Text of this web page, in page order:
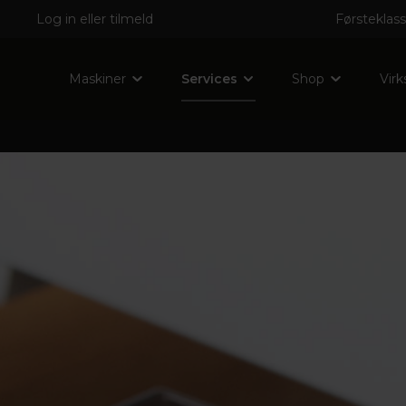
Log in eller tilmeld
Maskiner Services Shop